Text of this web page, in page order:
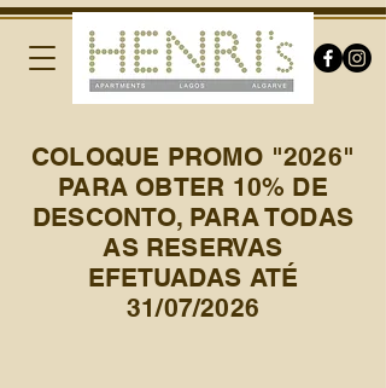
COLOQUE PROMO "2026"
PARA OBTER 10% DE
DESCONTO, PARA TODAS
AS RESERVAS
EFETUADAS ATÉ
31/07/2026